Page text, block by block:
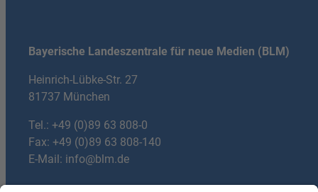
Bayerische Landeszentrale für neue Medien (BLM)
Heinrich-Lübke-Str. 27
81737 München
Tel.: +49 (0)89 63 808-0
Fax: +49 (0)89 63 808-140
E-Mail: info@blm.de